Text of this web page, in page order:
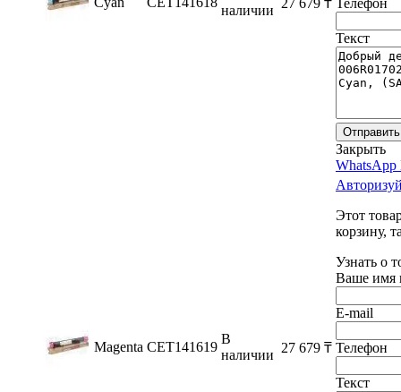
наличии 27 679 ₸ Телефон
Текст
Отправить
Закрыть
WhatsApp
Magenta CET141619
В
наличии 27 679 ₸
Этот
корзину,
Узнать о
Ваше имя
E-mail
Телефон
Текст